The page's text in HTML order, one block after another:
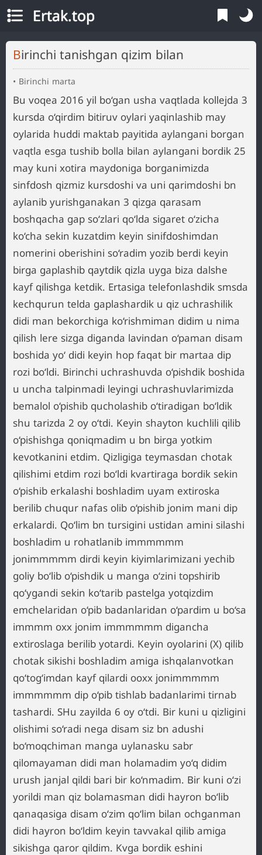
Ertak.top
Birinchi tanishgan qizim bilan
Birinchi marta
Bu voqea 2016 yil bo‘gan usha vaqtlada kollejda 3
kursda o‘qirdim bitiruv oylari yaqinlashib may
oylarida huddi maktab payitida aylangani borgan
vaqtla esga tushib bolla bilan aylangani bordik 25
may kuni xotira maydoniga borganimizda
sinfdosh qizmiz kursdoshi va uni qarimdoshi bn
aylanib yurishganakan 3 qizga qarasam
boshqacha gap so‘zlari qo‘lda sigaret o‘zicha
ko‘cha sekin kuzatdim keyin sinifdoshimdan
nomerini oberishini so‘radim yozib berdi keyin
birga gaplashib qaytdik qizla uyga biza dalshe
kayf qilishga ketdik. Ertasiga telefonlashdik smsda
kechqurun telda gaplashardik u qiz uchrashilik
didi man bekorchiga ko‘rishmiman didim u nima
qilish lere sizga diganda lavindan o‘paman disam
boshida yo‘ didi keyin hop faqat bir martaa dip
rozi bo‘ldi. Birinchi uchrashuvda o‘pishdik boshida
u uncha talpinmadi leyingi uchrashuvlarimizda
bemalol o‘pishib qucholashib o‘tiradigan bo‘ldik
shu tarizda 2 oy o‘tdi. Keyin shayton kuchlili qilib
o‘pishishga qoniqmadim u bn birga yotkim
kevotkanini etdim. Qizligiga teymasdan chotak
qilishimi etdim rozi bo‘ldi kvartiraga bordik sekin
o‘pishib erkalashi boshladim uyam extiroska
berilib chuqur nafas olib o‘pishib jonim mani dip
erkalardi. Qo‘lim bn tursigini ustidan amini silashi
boshladim u rohatlanib immmmmm
jonimmmmm dirdi keyin kiyimlarimizani yechib
goliy bo‘lib o‘pishdik u manga o‘zini topshirib
qo‘ygandi sekin ko‘tarib pastelga yotqizdim
emchelaridan o‘pib badanlaridan o‘pardim u bo‘sa
immmm oxx jonim immmmmm digancha
extiroslaga berilib yotardi. Keyin oyolarini (X) qilib
chotak sikishi boshladim amiga ishqalanvotkan
qo‘tog‘imdan kayf qilardi ooxx jonimmmmm
immmmmm dip o‘pib tishlab badanlarimi tirnab
tashardi. SHu zayilda 6 oy o‘tdi. Bir kuni u qizligini
olishimi so‘radi nega disam siz bn adushi
bo‘moqchiman manga uylanasku sabr
qilomayaman didi man holamadim yo‘q didim
urush janjal qildi bari bir ko‘nmadim. Bir kuni o‘zi
yorildi man qiz bolamasman didi hayron bo‘lib
qanaqasiga disam o‘zim qo‘lim bilan ochganman
didi hayron bo‘ldim keyin tavvakal qilib amiga
sikishga qaror qildim. Kvga bordik eshini